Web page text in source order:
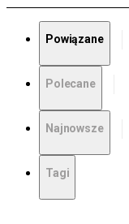
Powiązane
Polecane
Najnowsze
Tagi